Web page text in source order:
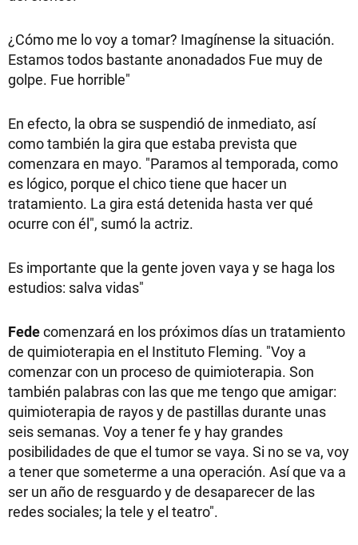
¿Cómo me lo voy a tomar? Imagínense la situación.
Estamos todos bastante anonadados Fue muy de
golpe. Fue horrible"
En efecto, la obra se suspendió de inmediato, así
como también la gira que estaba prevista que
comenzara en mayo. "Paramos al temporada, como
es lógico, porque el chico tiene que hacer un
tratamiento. La gira está detenida hasta ver qué
ocurre con él", sumó la actriz.
Es importante que la gente joven vaya y se haga los
estudios: salva vidas"
Fedecomenzará en los próximos días un tratamiento
de quimioterapia en el Instituto Fleming. "Voy a
comenzar con un proceso de quimioterapia. Son
también palabras con las que me tengo que amigar:
quimioterapia de rayos y de pastillas durante unas
seis semanas. Voy a tener fe y hay grandes
posibilidades de que el tumor se vaya. Si no se va, voy
a tener que someterme a una operación. Así que va a
ser un año de resguardo y de desaparecer de las
redes sociales; la tele y el teatro".